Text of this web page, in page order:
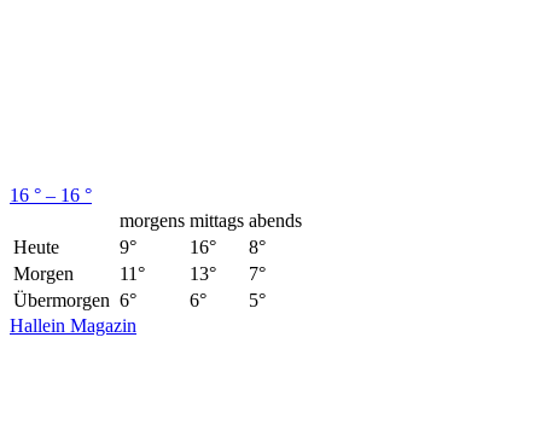
16 ° – 16 °
morgens mittags abends
Heute
9° 16°
8°
Morgen
11° 13°
7°
Übermorgen 6° 6°
5°
Hallein Magazin